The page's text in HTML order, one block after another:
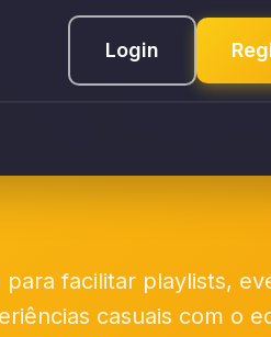
Login
para facilitar playlists,
casuais com o